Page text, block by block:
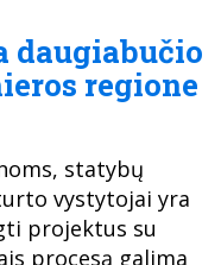
daugiabučio
regione
statybų
vystytojai yra
projektus su
procesą galima